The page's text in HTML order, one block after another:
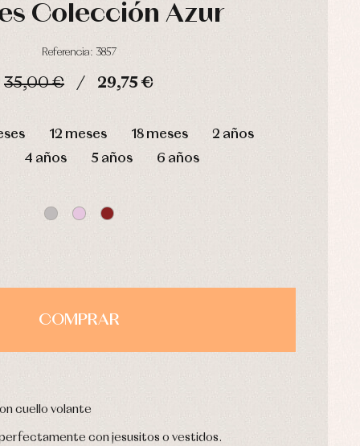
Colección Azur
Referencia: 3857
35,00 € 29,75 €
12 meses 18 meses
2 años
4 años
5 años 6 años
COMPRAR
cuello volante
con jesusitos o vestidos.